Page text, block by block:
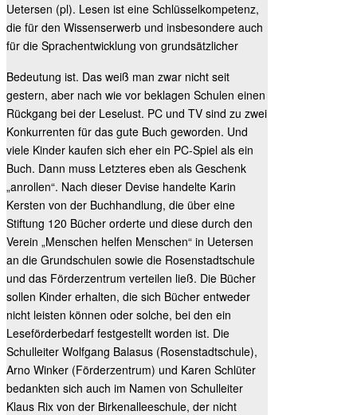
Uetersen (pl). Lesen ist eine Schlüsselkompetenz,
die für den Wissenserwerb und insbesondere auch
für die Sprachentwicklung von grundsätzlicher
Bedeutung ist. Das weiß man zwar nicht seit
gestern, aber nach wie vor beklagen Schulen einen
Rückgang bei der Leselust. PC und TV sind zu zwei
Konkurrenten für das gute Buch geworden. Und
viele Kinder kaufen sich eher ein PC-Spiel als ein
Buch. Dann muss Letzteres eben als Geschenk
„anrollen“. Nach dieser Devise handelte Karin
Kersten von der Buchhandlung, die über eine
Stiftung 120 Bücher orderte und diese durch den
Verein „Menschen helfen Menschen“ in Uetersen
an die Grundschulen sowie die Rosenstadtschule
und das Förderzentrum verteilen ließ. Die Bücher
sollen Kinder erhalten, die sich Bücher entweder
nicht leisten können oder solche, bei den ein
Leseförderbedarf festgestellt worden ist. Die
Schulleiter Wolfgang Balasus (Rosenstadtschule),
Arno Winker (Förderzentrum) und Karen Schlüter
bedankten sich auch im Namen von Schulleiter
Klaus Rix von der Birkenalleeschule, der nicht